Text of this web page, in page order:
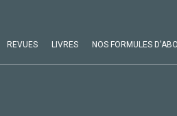
REVUES LIVRES NOS FORMULES